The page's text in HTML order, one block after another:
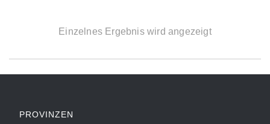
Einzelnes Ergebnis wird angezeigt
PROVINZEN